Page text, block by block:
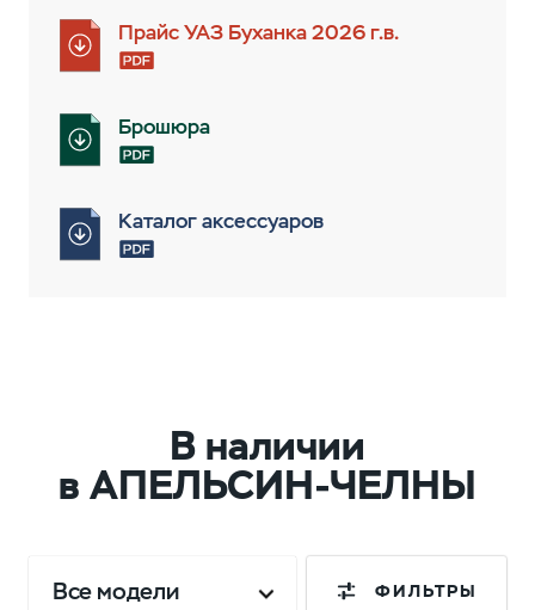
Прайс УАЗ Буханка 2026 г.в.
Брошюра
Каталог аксессуаров
В наличии
в АПЕЛЬСИН-ЧЕЛНЫ
Все модели ФИЛЬТРЫ